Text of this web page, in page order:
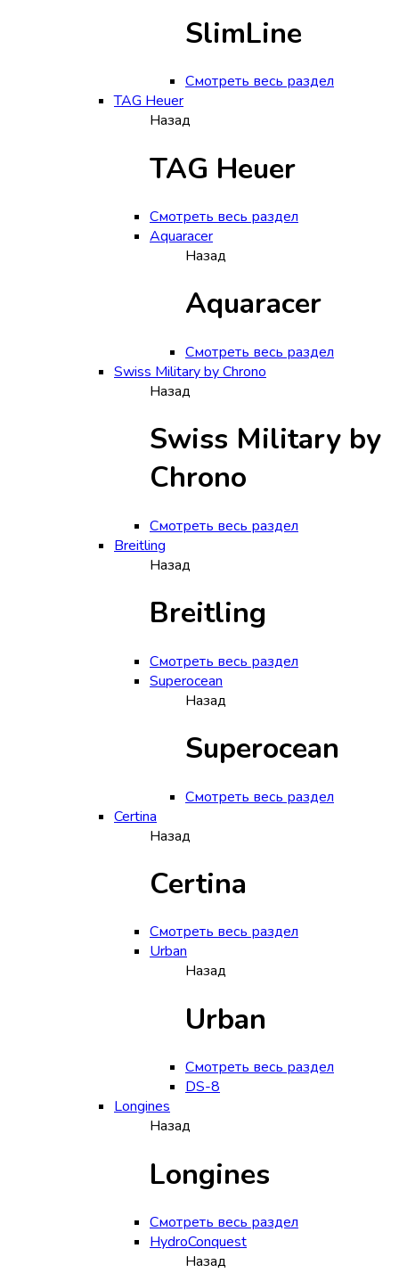
SlimLine
Смотреть весь раздел
TAG Heuer
Назад
TAG Heuer
Смотреть весь раздел
Aquaracer
Назад
Aquaracer
Смотреть весь раздел
Swiss Military by Chrono
Назад
Swiss Military by
Chrono
Смотреть весь раздел
Breitling
Назад
Breitling
Смотреть весь раздел
Superocean
Назад
Superocean
Смотреть весь раздел
Certina
Назад
Certina
Смотреть весь раздел
Urban
Назад
Urban
Смотреть весь раздел
DS-8
Longines
Назад
Longines
Смотреть весь раздел
HydroConquest
Назад